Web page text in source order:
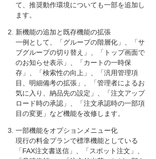
て、推奨動作環境についても一部を追加し
ます。
新機能の追加と既存機能の拡張
一例として、「グループの階層化」、「サ
ブグループの切り替え」、「トップ画面で
のお知らせ表示」、「カートの一時保
存」、「検索性の向上」、「汎用管理項
目、明細備考の拡張」、「管理者によるお
気に入り、納品先の設定」、「注文アップ
ロード時の承認」、「注文承認時の一部項
目の変更」など機能を改修します。
一部機能をオプションメニュー化
現行の料金プランで標準機能としている
「FAX注文書送信」、「スポット注文」、